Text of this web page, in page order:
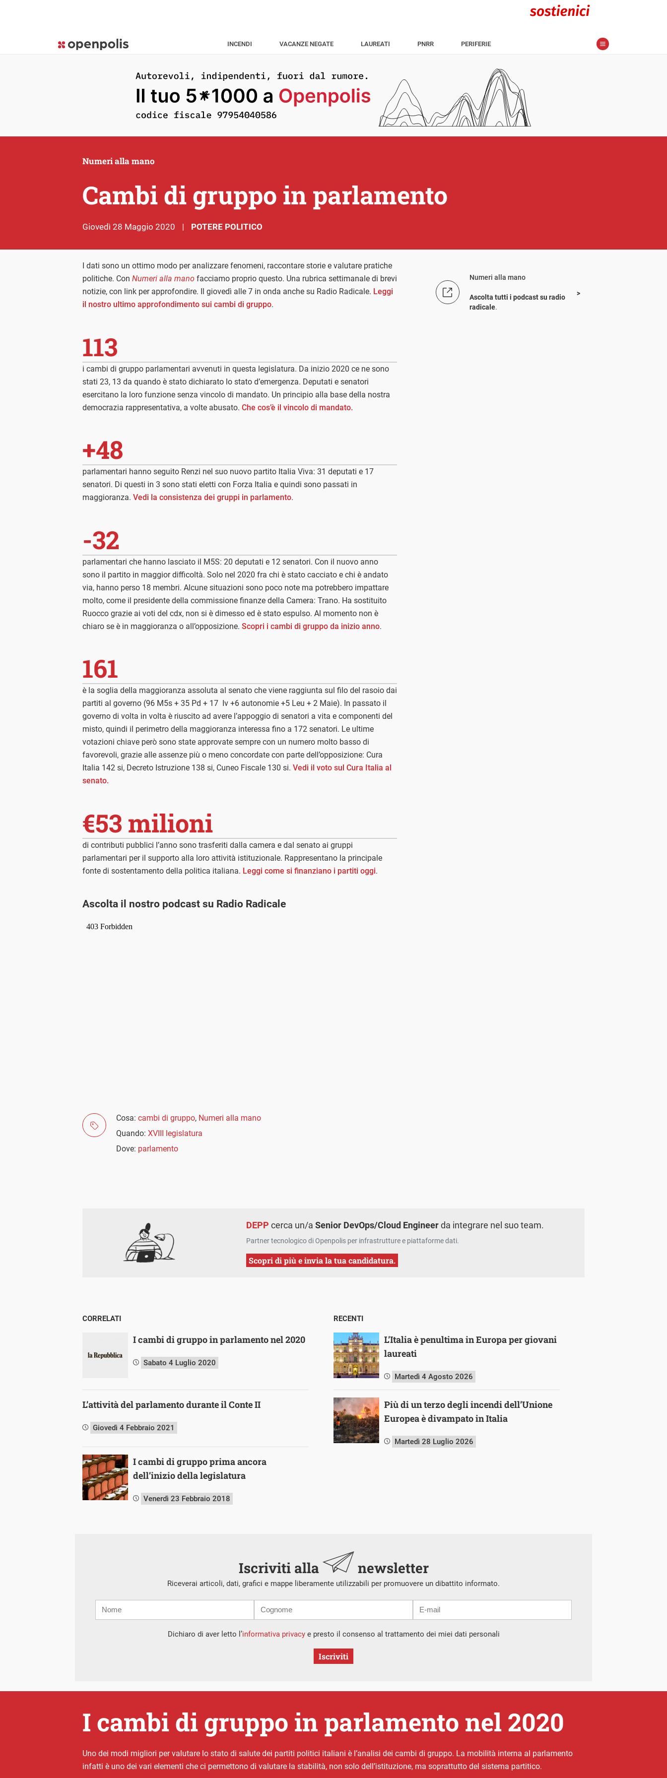
INCENDI VACANZE NEGATE LAUREATI PNRR PERIFERIE
Cambi di gruppo in parlamento
Numeri alla mano
giovedì 28 Maggio 2020 | POTERE POLITICO
I dati sono un ottimo modo per analizzare fenomeni, raccontare storie e valutare pratiche
politiche. Con Numeri alla mano facciamo proprio questo. Una rubrica settimanale di brevi
notizie, con link per approfondire. Il giovedì alle 7 in onda anche su Radio Radicale. Leggi
il nostro ultimo approfondimento sui cambi di gruppo.
Numeri alla mano
Ascolta tutti i podcast su radio
radicale.
113
i cambi di gruppo parlamentari avvenuti in questa legislatura. Da inizio 2020 ce ne sono
stati 23, 13 da quando è stato dichiarato lo stato d’emergenza. Deputati e senatori
esercitano la loro funzione senza vincolo di mandato. Un principio alla base della nostra
democrazia rappresentativa, a volte abusato. Che cos’è il vincolo di mandato.
+48
parlamentari hanno seguito Renzi nel suo nuovo partito Italia Viva: 31 deputati e 17
senatori. Di questi in 3 sono stati eletti con Forza Italia e quindi sono passati in
maggioranza. Vedi la consistenza dei gruppi in parlamento.
-32
parlamentari che hanno lasciato il M5S: 20 deputati e 12 senatori. Con il nuovo anno
sono il partito in maggior difficoltà. Solo nel 2020 fra chi è stato cacciato e chi è andato
via, hanno perso 18 membri. Alcune situazioni sono poco note ma potrebbero impattare
molto, come il presidente della commissione finanze della Camera: Trano. Ha sostituito
Ruocco grazie ai voti del cdx, non si è dimesso ed è stato espulso. Al momento non è
chiaro se è in maggioranza o all’opposizione. Scopri i cambi di gruppo da inizio anno.
161
è la soglia della maggioranza assoluta al senato che viene raggiunta sul filo del rasoio dai
partiti al governo (96 M5s + 35 Pd + 17 Iv +6 autonomie +5 Leu + 2 Maie). In passato il
governo di volta in volta è riuscito ad avere l’appoggio di senatori a vita e componenti del
misto, quindi il perimetro della maggioranza interessa fino a 172 senatori. Le ultime
votazioni chiave però sono state approvate sempre con un numero molto basso di
favorevoli, grazie alle assenze più o meno concordate con parte dell’opposizione: Cura
Italia 142 si, Decreto Istruzione 138 si, Cuneo Fiscale 130 si. Vedi il voto sul Cura Italia al
senato.
€53 milioni
di contributi pubblici l’anno sono trasferiti dalla camera e dal senato ai gruppi
parlamentari per il supporto alla loro attività istituzionale. Rappresentano la principale
fonte di sostentamento della politica italiana. Leggi come si finanziano i partiti oggi.
Ascolta il nostro podcast su Radio Radicale
Cosa: cambi di gruppo, Numeri alla mano
Quando: XVIII legislatura
Dove: parlamento
DEPP cerca un/aSenior DevOps/Cloud Engineerda integrare nel suo team.
Partner tecnologico di Openpolis per infrastrutture e piattaforme dati.
Scopri di più e invia la tua candidatura.
CORRELATI
I cambi di gruppo in parlamento nel 2020
Sabato 4 Luglio 2020
L’attività del parlamento durante il Conte II
Giovedì 4 Febbraio 2021
I cambi di gruppo prima ancora
dell’inizio della legislatura
Venerdì 23 Febbraio 2018
RECENTI
L’Italia è penultima in Europa per giovani
laureati
Martedì 4 Agosto 2026
Più di un terzo degli incendi dell’Unione
Europea è divampato in Italia
Martedì 28 Luglio 2026
Iscriviti alla newsletter
Riceverai articoli, dati, grafici e mappe liberamente utilizzabili per promuovere un dibattito informato.
mail
Dichiaro di aver letto l’informativa privacye presto il consenso al trattamento dei miei dati personali
Iscriviti
I cambi di gruppo in parlamento nel 2020
Uno dei modi migliori per valutare lo stato di salute dei partiti politici italiani è l’analisi dei cambi di gruppo. La mobilità interna al parlamento
infatti è uno dei vari elementi che ci permettono di valutare la stabilità, non solo dell’istituzione, ma soprattutto del sistema partitico.